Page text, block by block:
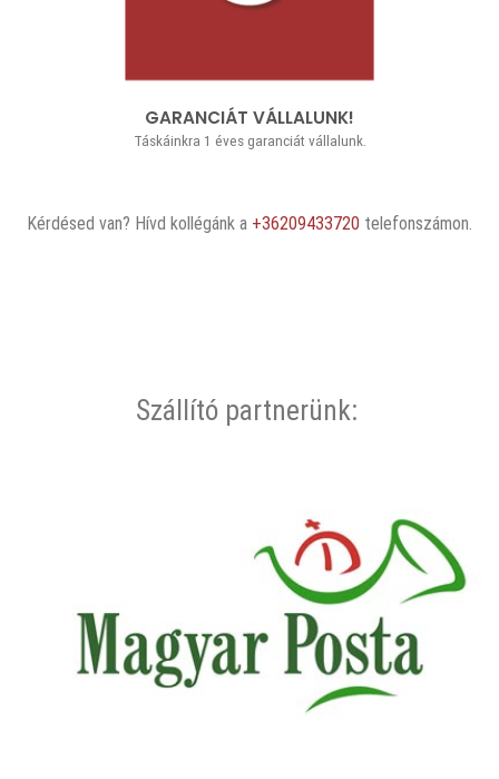
GARANCIÁT VÁLLALUNK!
Táskáinkra 1 éves garanciát vállalunk.
Kérdésed van? Hívd kollégánk a +36209433720 telefonszámon.
Szállító partnerünk: